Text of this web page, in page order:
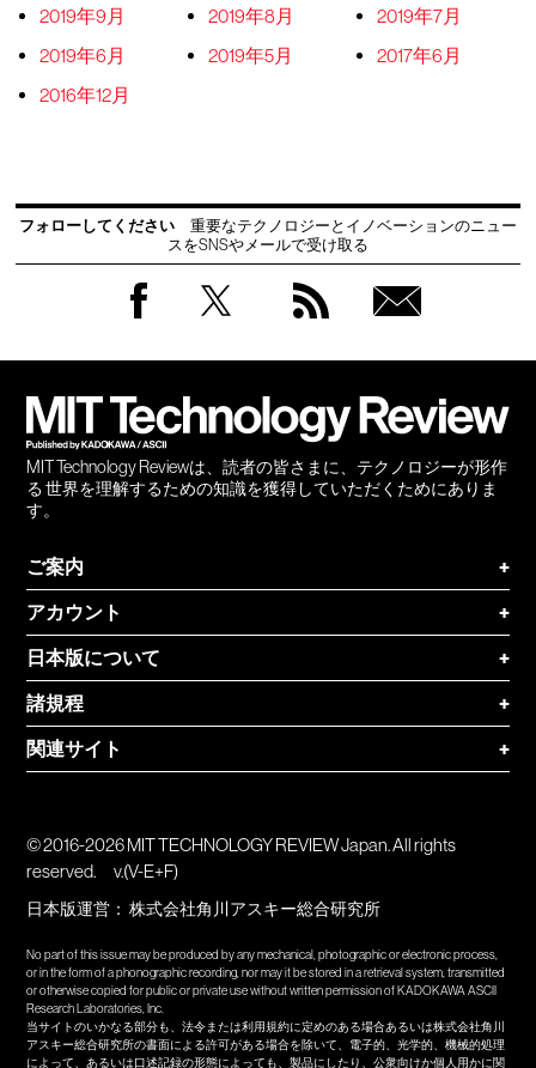
2019年9月
2019年8月
2019年7月
2019年6月
2019年5月
2017年6月
2016年12月
フォローしてください
重要なテクノロジーとイノベーションのニュー
スをSNSやメールで受け取る
MIT Technology Reviewは、読者の皆さまに、テクノロジーが形作
る 世界を理解するための知識を獲得していただくためにありま
す。
ご案内
+
アカウント
+
日本版について
+
諸規程
+
関連サイト
+
© 2016-2026 MIT TECHNOLOGY REVIEW Japan. All rights
reserved.
v.(V-E+F)
日本版運営：株式会社角川アスキー総合研究所
No part of this issue may be produced by any mechanical, photographic or electronic process,
or in the form of a phonographic recording, nor may it be stored in a retrieval system, transmitted
or otherwise copied for public or private use without written permission of KADOKAWA ASCII
Research Laboratories, Inc.
当サイトのいかなる部分も、法令または利用規約に定めのある場合あるいは株式会社角川
アスキー総合研究所の書面による許可がある場合を除いて、電子的、光学的、機械的処理
によって、あるいは口述記録の形態によっても、製品にしたり、公衆向けか個人用かに関